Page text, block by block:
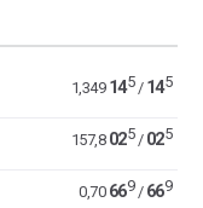
1,349 145/ 145
157,8 025/ 025
0,70 669/ 669